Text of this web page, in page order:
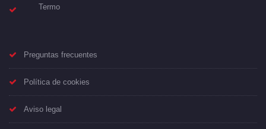
Termo
Preguntas frecuentes
Política de cookies
Aviso legal